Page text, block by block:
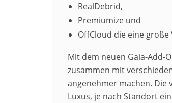
RealDebrid,
Premiumize und
OffCloud die eine
Mit dem neuen Gaia-Add-
zusammen mit
angenehmer machen. Die
Luxus, je nach Standort